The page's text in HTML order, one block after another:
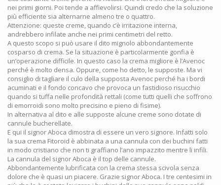
nei primi giorni. Poi tende a affievolirsi. Quindi credo che la soluzione
più efficiente sia alternarne almeno tre o quattro.
Attenzione: queste creme, quando c’è irritazione interna,
andrebbero infilate anche nei primi centimetri del retto.
A questo scopo si può usare il dito mignolo abbondantemente
cosparso di crema. Se la situazione è particolarmente gonfia è
un’operazione difficile. In questo caso la crema migliore è l’Avenoc
perché è molto densa. Oppure, come ho detto, le supposte. Ma vi
consiglio di tagliare il culo della supposta Avenoc perché ha i bordi
acuminati e il fondo concavo che provoca un fastidioso risucchio
quando si tuffa nelle profondità rettali (come tutti quelli che soffrono
di emorroidi sono molto precisino e pieno di fisime).
In alternativa al dito e alle supposte alcune creme sono dotate di
cannule bucherellate.
E qui il signor Aboca dimostra di essere un vero signore. Infatti solo
la sua crema Fitoroid è abbinata a una cannula con dei buchini fatti
in modo cristiano che non ti graffiano l’ano impazzito mentre li infili.
La cannula del signor Aboca è il top delle cannule.
Abbondantemente lubrificata con la crema stessa scivola senza
dolore che è quasi un piacere. Grazie signor Aboca. I tre centesimi in